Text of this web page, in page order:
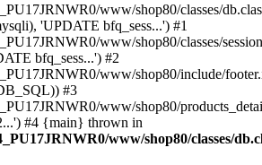
www/shop80/classes/
'UPDATE bfq_sess...') #1
www/shop80/classes/
bfq_sess...') #2
www/shop80/include/
#3
www/shop80/
#4 {main} thrown in
www/shop80/classes/